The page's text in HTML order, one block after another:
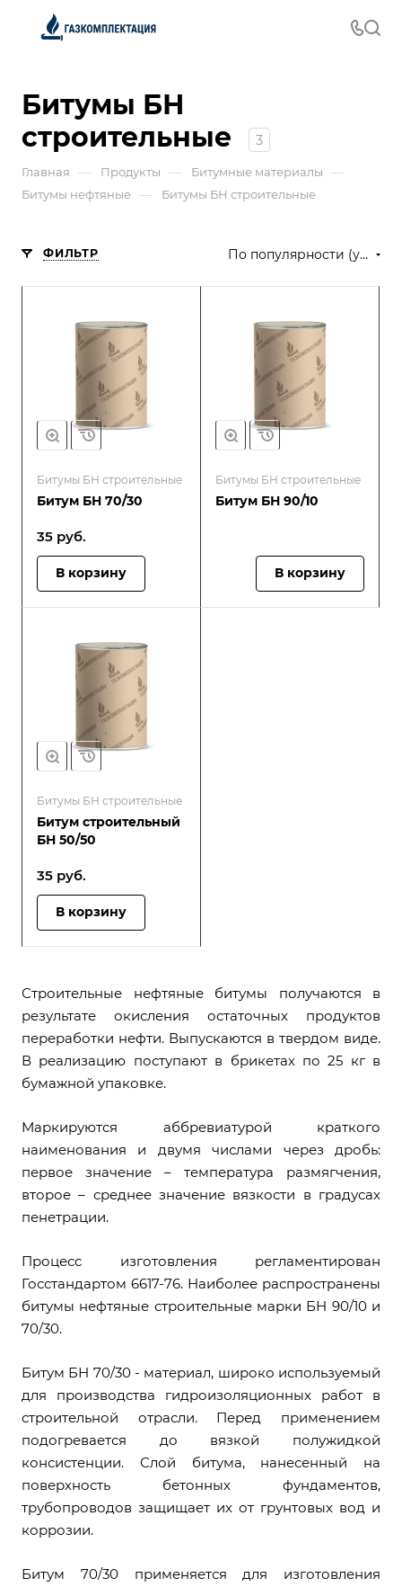
Битумы БН
строительные
3
Главная — Продукты — Битумные материалы —
Битумы нефтяные — Битумы БН строительные
ФИЛЬТР По популярности (убывание)
Битумы БН строительные
Битум БН 70/30
35 руб.
В корзину
Битумы БН строительные
Битум БН 90/10
В корзину
Битумы БН строительные
Битум строительный
БН 50/50
35 руб.
В корзину
Строительные нефтяные битумы получаются в
результате окисления остаточных продуктов
переработки нефти. Выпускаются в твердом виде.
В реализацию поступают в брикетах по 25 кг в
бумажной упаковке.
Маркируются аббревиатурой краткого
наименования и двумя числами через дробь:
первое значение – температура размягчения,
второе – среднее значение вязкости в градусах
пенетрации.
Процесс изготовления регламентирован
Госстандартом 6617-76. Наиболее распространены
битумы нефтяные строительные марки БН 90/10 и
70/30.
Битум БН 70/30 - материал, широко используемый
для производства гидроизоляционных работ в
строительной отрасли. Перед применением
подогревается до вязкой полужидкой
консистенции. Слой битума, нанесенный на
поверхность бетонных фундаментов,
трубопроводов защищает их от грунтовых вод и
коррозии.
Битум 70/30 применяется для изготовления